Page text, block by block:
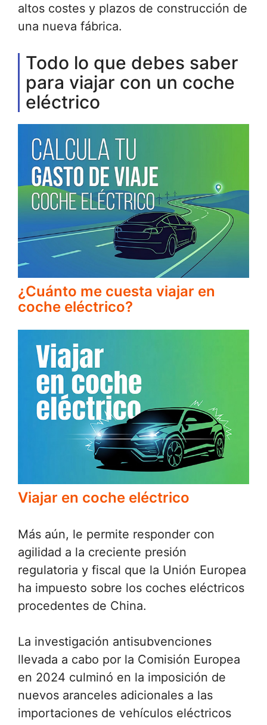
altos costes y plazos de construcción de
una nueva fábrica.
Todo lo que debes saber
para viajar con un coche
eléctrico
¿Cuánto me cuesta viajar en
coche eléctrico?
Viajar en coche eléctrico
Más aún, le permite responder con
agilidad a la creciente presión
regulatoria y fiscal que la Unión Europea
ha impuesto sobre los coches eléctricos
procedentes de China.
La investigación antisubvenciones
llevada a cabo por la Comisión Europea
en 2024 culminó en la imposición de
nuevos aranceles adicionales a las
importaciones de vehículos eléctricos